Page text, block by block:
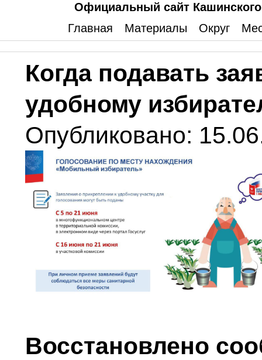
Официальный сайт Кашинского
Главная
Материалы Округ
Когда подавать
удобному
Опубликовано:
Восстановлено